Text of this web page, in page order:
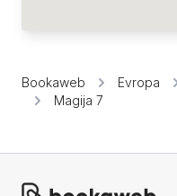
Bookaweb Evropa
Magija 7